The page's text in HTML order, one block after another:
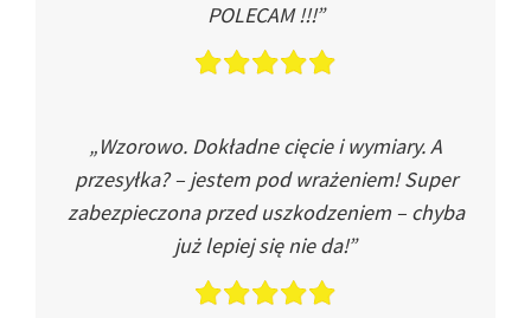
POLECAM !!!”
„Wzorowo. Dokładne cięcie i wymiary. A
przesyłka? – jestem pod wrażeniem! Super
zabezpieczona przed uszkodzeniem – chyba
już lepiej się nie da!”